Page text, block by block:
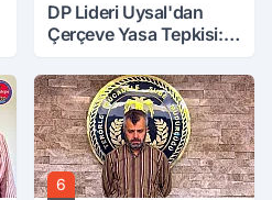
DP Lideri Uysal'dan
Çerçeve Yasa Tepkisi:
Üzerine Çıkarıldı
6